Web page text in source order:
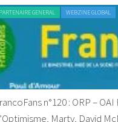
GENERAL WEBZINE GLOBAL
n°120 : ORP –
Marty, David